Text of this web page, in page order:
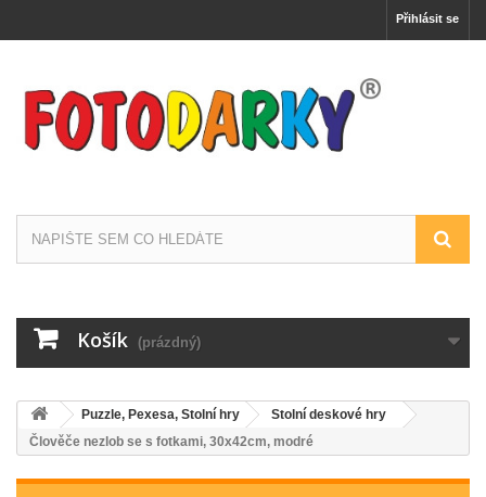
Přihlásit se
Košík (prázdný)
Puzzle, Pexesa, Stolní hry
Stolní deskové hry
Člověče nezlob se s fotkami, 30x42cm, modré